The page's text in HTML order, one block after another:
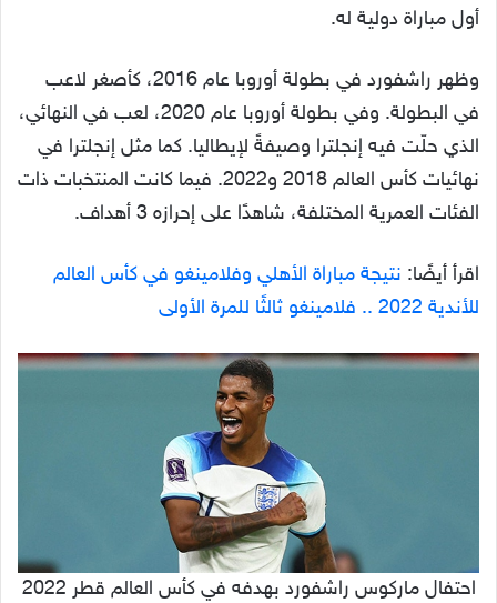
أول مباراة دولية له.
وظهر راشفورد في بطولة أوروبا عام 2016، كأصغر لاعب
في البطولة. وفي بطولة أوروبا عام 2020، لعب في النهائي،
الذي حلّت فيه إنجلترا وصيفةً لإيطاليا. كما مثل إنجلترا في
نهائيات كأس العالم 2018 و2022. فيما كانت المنتخبات ذات
الفئات العمرية المختلفة، شاهدًا على إحرازه 3 أهداف.
اقرأ أيضًا: نتيجة مباراة الأهلي وفلامينغو في كأس العالم
للأندية 2022 .. فلامينغو ثالثًا للمرة الأولى
احتفال ماركوس راشفورد بهدفه في كأس العالم قطر 2022